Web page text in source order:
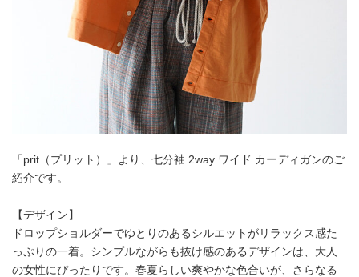
「prit（プリット）」より、七分袖 2way ワイド カーディガンのご
紹介です。
【デザイン】
ドロップショルダーでゆとりのあるシルエットがリラックス感た
っぷりの一着。シンプルながらも抜け感のあるデザインは、大人
の女性にぴったりです。春夏らしい爽やかな色合いが、さらなる